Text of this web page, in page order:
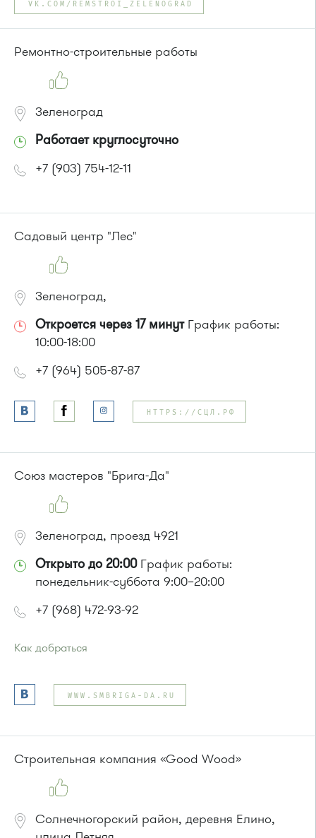
VK.COM/REMSTROI_ZELENOGRAD
Ремонтно-строительные работы
Зеленоград
Работает круглосуточно
+7 (903) 754-12-11
Садовый центр "Лес"
Зеленоград,
Откроется через 17 минутГрафик работы:
10:00-18:00
+7 (964) 505-87-87
HTTPS://СЦЛ.РФ
Союз мастеров "Брига-Да"
Зеленоград, проезд 4921
Открыто до 20:00График работы:
понедельник-суббота 9:00–20:00
+7 (968) 472-93-92
Как добраться
Автобусы № 2, 15.
Маршрутка № 419м, 720м
Автобусы № 1, 2, 7.
WWW.SMBRIGA-DA.RU
Строительная компания «Good Wood»
Солнечногорский район, деревня Елино,